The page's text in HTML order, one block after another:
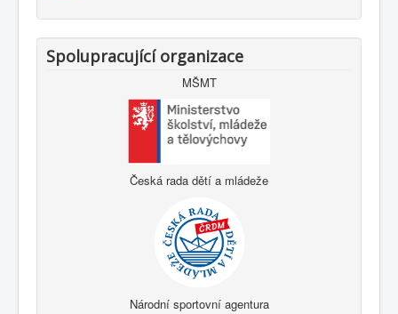
Spolupracující organizace
MŠMT
Česká rada dětí a mládeže
Národní sportovní agentura